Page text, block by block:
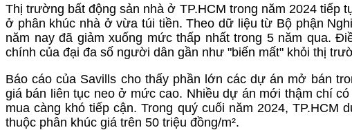
Thị trường bất động sản nhà ở TP.HCM trong năm 2024 tiếp
ở phân khúc nhà ở vừa túi tiền. Theo dữ liệu từ Bộ phận
năm nay đã giảm xuống mức thấp nhất trong 5 năm qua.
chính của đại đa số người dân gần như "biến mất" khỏi thị
Báo cáo của Savills cho thấy phần lớn các dự án mở bán
giá bán liên tục neo ở mức cao. Nhiều dự án mới thậm chí
mua càng khó tiếp cận. Trong quý cuối năm 2024,
thuộc phân khúc giá trên 50 triệu đồng/m².